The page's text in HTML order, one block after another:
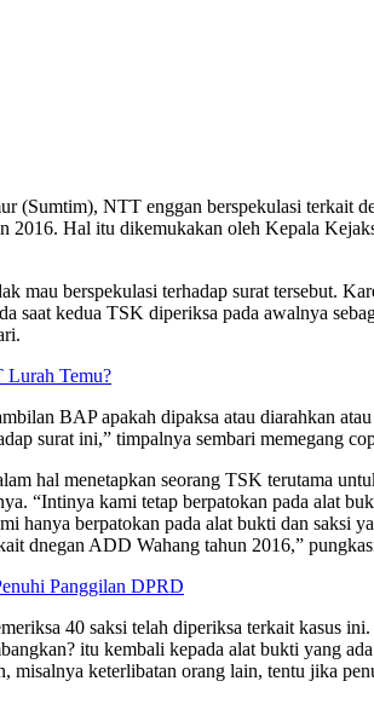
(Sumtim), NTT enggan berspekulasi terkait
2016. Hal itu dikemukakan oleh Kepala
mau berspekulasi terhadap surat tersebut.
saat kedua TSK diperiksa pada awalnya
Lurah Temu?
BAP apakah dipaksa atau diarahkan
surat ini,” timpalnya sembari memegang
hal menetapkan seorang TSK terutama
“Intinya kami tetap berpatokan pada alat
hanya berpatokan pada alat bukti dan
dnegan ADD Wahang tahun 2016,”
Panggilan DPRD
40 saksi telah diperiksa terkait kasus
itu kembali kepada alat bukti yang
misalnya keterlibatan orang lain, tentu jika